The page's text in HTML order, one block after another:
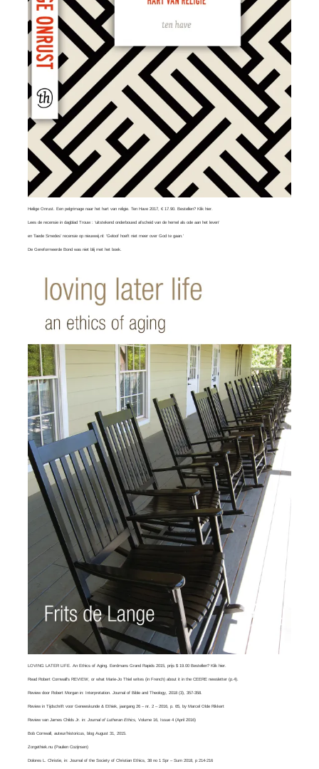
Heilige Onrust. Een pelgrimage naar het hart van religie. Ten Have 2017, € 17.90. Bestellen?Klik hier
Leesde recensie in dagblad Trouw: ‘uitstekend onderbouwd afscheid van de hemel als ode aan het leven’
enTaede Smedes’ recensieop nieuwwij.nl: ‘Geloof hoeft niet meer over God te gaan.’
De Gereformeerde Bond wasniet blij met het boek.
LOVING LATER LIFE. An Ethics of Aging. Eerdmans Grand Rapids 2015, prijs $ 19.00 Bestellen? Klikhier
ReadRobert Cornwall’s REVIEW , or whatMarie-Jo Thiel writes (in French) about it in the CEERE newsletter (p.4).
Review door Robert Morgan in:Interpretation. Journal of Bible and Theology , 2018 (3), 357-358.
Review in Tijdschrift voor Geneeskunde & Ethiek, jaargang 26 – nr. 2 – 2016, p. 65, byMarcel Olde Rikkert
Review van James Childs Jr . in: Journal of Lutheran Ethics,Volume 16, Issue 4​ (April 2016)
Bob Cornwall , auteur/historicus, blog August 31, 2015.
Zorgethiek.nu (Paulien Cozijnsen)
Dolores L. Christie, in: Journal of the Society of Christian Ethics , 38 no 1 Spr – Sum 2018, p 214-216